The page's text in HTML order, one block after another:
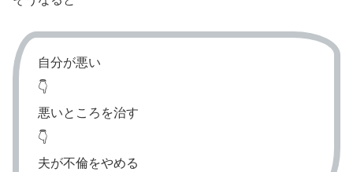
自分が悪い
👇
悪いところを治す
👇
夫が不倫をやめる